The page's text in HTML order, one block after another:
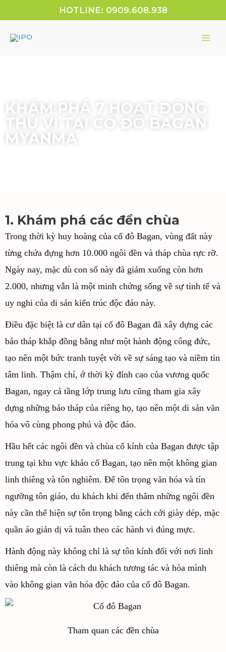
HOTLINE: 0909.608.938
KHÁM PHÁ 7 HOẠT ĐỘNG
THÚ VỊ TẠI CỐ ĐÔ BAGAN
MYANMA
1. Khám phá các đền chùa
Trong thời kỳ huy hoàng của cố đô Bagan, vùng đất này
từng chứa đựng hơn 10.000 ngôi đền và tháp chùa rực rỡ.
Ngày nay, mặc dù con số này đã giảm xuống còn hơn
2.000, nhưng vẫn là một minh chứng sống về sự tinh tế và
uy nghi của di sản kiến trúc độc đáo này.
Điều đặc biệt là cư dân tại cố đô Bagan đã xây dựng các
bảo tháp khắp đồng bằng như một hành động công đức,
tạo nên một bức tranh tuyệt vời về sự sáng tạo và niềm tin
tâm linh. Thậm chí, ở thời kỳ đỉnh cao của vương quốc
Bagan, ngay cả tầng lớp trung lưu cũng tham gia xây
dựng những bảo tháp của riêng họ, tạo nên một di sản văn
hóa vô cùng phong phú và độc đáo.
Hầu hết các ngôi đền và chùa cổ kính của Bagan được tập
trung tại khu vực khảo cổ Bagan, tạo nên một không gian
linh thiêng và tôn nghiêm. Để tôn trọng văn hóa và tín
ngưỡng tôn giáo, du khách khi đến thăm những ngôi đền
này cần thể hiện sự tôn trọng bằng cách cởi giày dép, mặc
quần áo giản dị và tuân theo các hành vi đúng mực.
Hành động này không chỉ là sự tôn kính đối với nơi linh
thiêng mà còn là cách du khách tương tác và hòa mình
vào không gian văn hóa độc đáo của cố đô Bagan.
Tham quan các đền chùa